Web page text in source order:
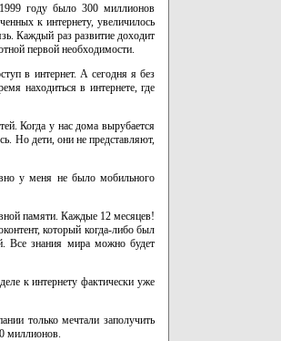
году было 300 миллионов
к интернету, увеличилось
Каждый раз развитие доходит
первой необходимости.
в интернет. А сегодня я без
находиться в интернете, где
Когда у нас дома вырубается
Но дети, они не представляют,
у меня не было мобильного
памяти. Каждые 12 месяцев!
который когда-либобыл
Все знания мира можно будет
к интернету фактически уже
только мечтали заполучить
миллионов.